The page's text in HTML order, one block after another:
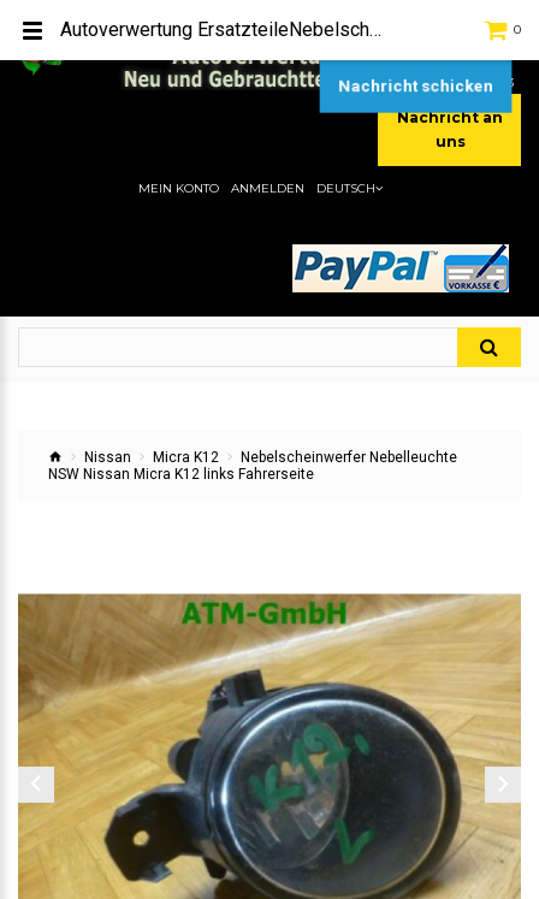
[+49] (0) 2232-5205
[+49] (0) 177 / 4080033
Nachricht an
uns
0
MEIN KONTO ANMELDEN DEUTSCH
Nissan Micra K12
Nebelscheinwerfer Nebelleuchte
NSW Nissan Micra K12 links Fahrerseite
Autoverwertung ErsatzteileNebelscheinwerfer Nebelleuchte NSW Nissan Micra K12 links FahrerseiteHier gibt es viele Autoersatzteile, günstigen Preise, gute Qualität
Nachricht schicken